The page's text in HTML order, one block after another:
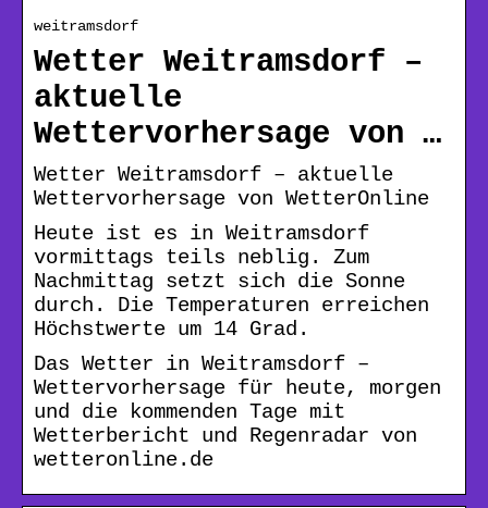
weitramsdorf
Wetter Weitramsdorf –
aktuelle
Wettervorhersage von …
Wetter Weitramsdorf – aktuelle
Wettervorhersage von WetterOnline
Heute ist es in Weitramsdorf
vormittags teils neblig. Zum
Nachmittag setzt sich die Sonne
durch. Die Temperaturen erreichen
Höchstwerte um 14 Grad.
Das Wetter in Weitramsdorf –
Wettervorhersage für heute, morgen
und die kommenden Tage mit
Wetterbericht und Regenradar von
wetteronline.de